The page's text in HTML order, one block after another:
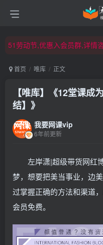
51劳动节,优惠入会员群,详情
51劳动节,优惠入会员群,详情
首页 唯库 正文
【唯库】《12堂课成
结】》
我要网课vip
6年前更新
左岸潇|超级带货网红博
梦，想要把美当事业，边
过掌握正确的方法和渠道
会员免费。